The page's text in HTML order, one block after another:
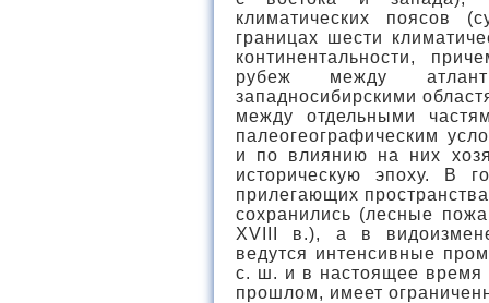
климатических поясов
границах шести
континентальности,
рубеж между
западносибирскими
между отдельными
палеогеографическим
и по влиянию на них
историческую эпоху. В
прилегающих
сохранились (лесные
XVIII в.), а в
ведутся интенсивные
с. ш. и в настоящее время
прошлом, имеет